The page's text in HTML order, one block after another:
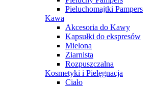
Pieluchomajtki Pampers
Kawa
Akcesoria do Kawy
Kapsułki do ekspresów
Mielona
Ziarnista
Rozpuszczalna
Kosmetyki i Pielęgnacja
Ciało